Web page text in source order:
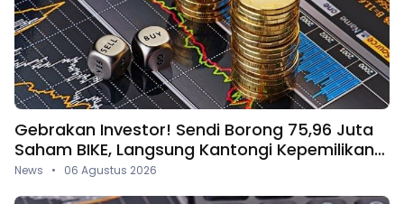
Gebrakan Investor! Sendi Borong 75,96 Juta
Saham BIKE, Langsung Kantongi Kepemilikan
5,87%
News • 06 Agustus 2026